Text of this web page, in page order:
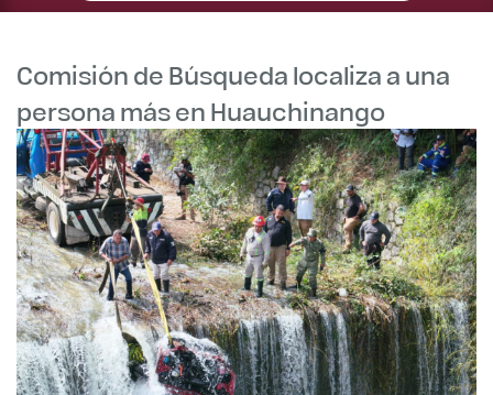
Comisión de Búsqueda localiza a una
persona más en Huauchinango